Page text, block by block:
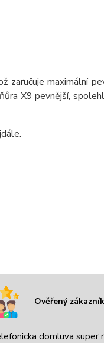
zaručuje maximální
X9 pevnější,
Ověřený zákazník
domluva super